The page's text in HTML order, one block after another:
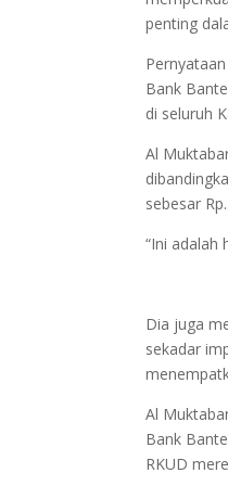
penting
Bank
di seluruh
Al
sebesar
“Ini adalah
Dia juga
sekadar
Al
Bank
RKUD